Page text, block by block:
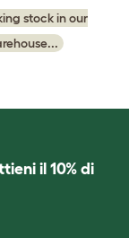
stock in our
il 10% di